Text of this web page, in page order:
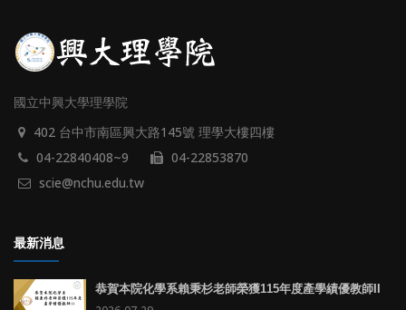
國立中興大學理學院
402 台中市南區興大路145號 理學大樓四樓
04-22840408~9
04-22853870
scie@nchu.edu.tw
最新消息
恭賀本院化學系賴秉杉老師榮獲115年度產學績優教師II